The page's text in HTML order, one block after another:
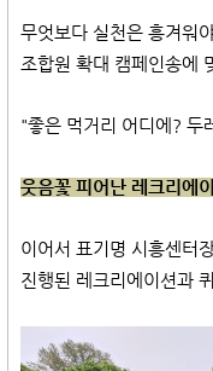
무엇보다 실천은 흥겨워
조합원 확대 캠페인송에
"좋은 먹거리 어디에? 두
웃음꽃 피어난 레크리에
이어서 표기명 시흥센터
진행된 레크리에이션과